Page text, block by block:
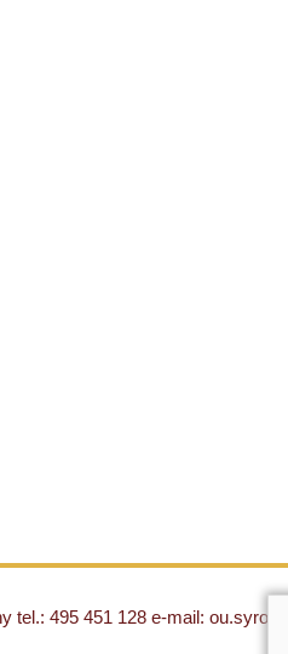
tel.: 495 451 128 e-mail: